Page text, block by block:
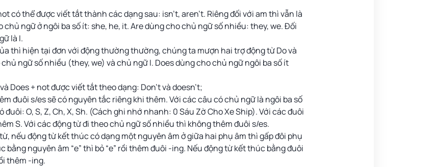
có thể được viết tắt thành các dạng sau: isn’t, aren’t. Riêng đối với am thì vẫn là
chủ ngữ ở ngôi ba số ít: she, he, it. Are dùng cho chủ ngữ số nhiều: they, we. Đối
là I.
thì hiện tại đơn với động thường thường, chúng ta mượn hai trợ động từ Do và
ngữ số nhiều (they, we) và chủ ngữ I. Does dùng cho chủ ngữ ngôi ba số ít
Does + not được viết tắt theo dạng: Don’t và doesn’t;
đuôi s/es sẽ có nguyên tắc riêng khi thêm. Với các câu có chủ ngữ là ngôi ba số
O, S, Z, Ch, X, Sh. (Cách ghi nhớ nhanh: 0 Sáu Zờ Cho Xe Ship). Với các đuôi
S. Với các động từ đi theo chủ ngữ số nhiều thì không thêm đuôi s/es.
nếu động từ kết thúc có dạng một nguyên âm ở giữa hai phụ âm thì gấp đôi phụ
bằng nguyên âm “e” thì bỏ “e” rồi thêm đuôi -ing. Nếu động từ kết thúc bằng đuôi
thêm -ing.